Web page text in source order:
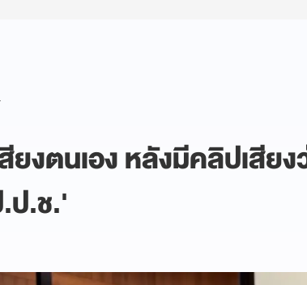
ยงตนเอง หลังมีคลิปเสีย
ป.ช.'